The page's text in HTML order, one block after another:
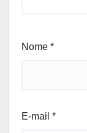
Nome *
E-mail *